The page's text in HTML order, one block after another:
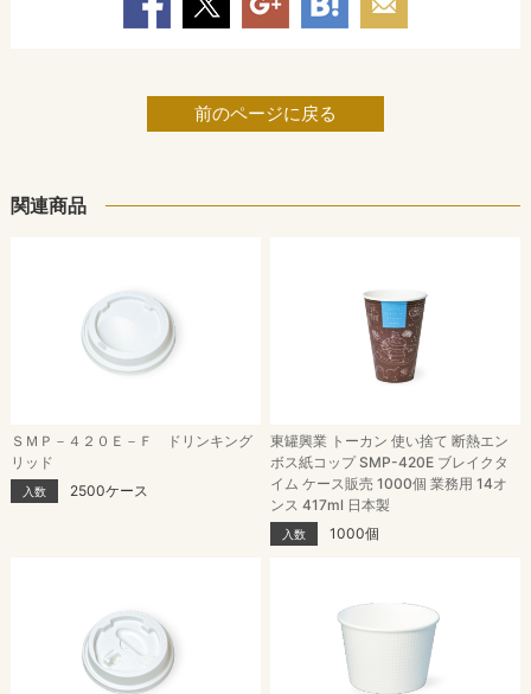
前のページに戻る
関連商品
ＳＭＰ－４２０Ｅ－Ｆ ドリンキング
リッド
入数 2500ケース
東罐興業 トーカン 使い捨て 断熱エン
ボス紙コップ SMP-420E ブレイクタ
イム ケース販売 1000個 業務用 14オ
ンス 417ml 日本製
入数 1000個